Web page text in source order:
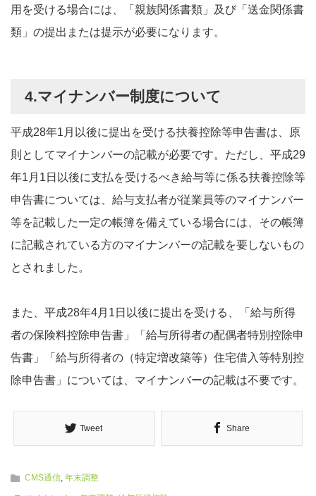
用を受ける場合には、「親族関係書類」及び「送金関係書
類」の提出または提示が必要になります。
4.マイナンバー制度について
平成28年1月以後に提出を受ける扶養控除等申告書は、原
則としてマイナンバーの記載が必要です。ただし、平成29
年1月1日以後に支払を受けるべき給与等に係る扶養控除等
申告書については、給与支払者が従業員等のマイナンバー
等を記載した一定の帳簿を備えている場合には、その帳簿
に記載されている方のマイナンバーの記載を要しないもの
とされました。
また、平成28年4月1日以後に提出を受ける、「給与所得
者の保険料控除申告書」「給与所得者の配偶者特別控除申
告書」「給与所得者の（特定増改築等）住宅借入等特別控
除申告書」については、マイナンバーの記載は不要です。
Tweet Share
CMS通信, 年末調整